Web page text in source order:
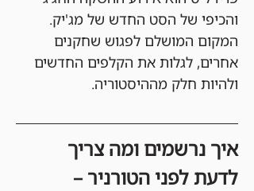
והכיפי של הסט החדש של מג'יק.
המקום המושלם לפגוש שחקנים
אחרים, לגלות את הקלפים החדשים
ולהיות חלק מההיסטוריה.
איך נרשמים ומה צריך
לדעת לפני הטורניר –